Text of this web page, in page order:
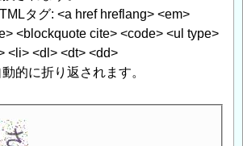
タグ: <a href hreflang> <em>
<blockquote cite> <code> <ul type>
<li> <dl> <dt> <dd>
的に折り返されます。